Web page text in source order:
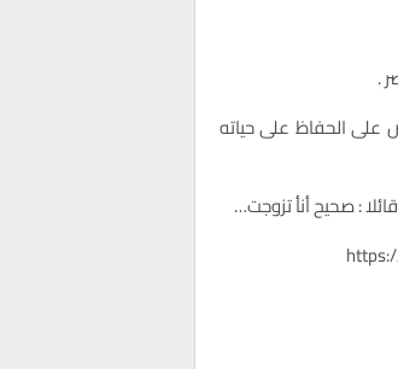
.
على الحفاظ على حياته
: صحيح أنأ تزوجت…